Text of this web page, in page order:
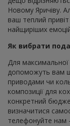
Новому Яричіву.
ваш теплий
найщиріших
Як вибрати
Для максимальної
допоможуть вам
приводами чи
композиції для
конкретний
визначитися
телефонуйте нам